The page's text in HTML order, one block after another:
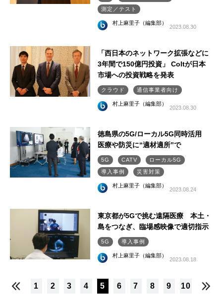
測定／テスト
村上麻里子（編集部）
2023.08.30
「西日本のネットワーク拡張などに
3年間で150億円投資」 Coltが日本
市場への投資戦略を発表
クラウド 通信事業者向け
村上麻里子（編集部）
2023.08.30
徳島県の5G/ローカル5G同時活用
医療や防災に“適材適所”で
5G CATV
ローカル5G
導入事例
災害対策
村上麻里子（編集部）
2023.08.24
東京都が5Gで挑む遠隔医療 本土・
島をつなぎ、臨場感映像で適切指示
5G 導入事例
村上麻里子（編集部）
2023.08.18
1 2 3 4 5 6 7 8 9 10